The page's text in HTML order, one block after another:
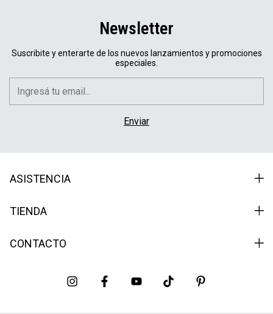
Newsletter
Suscribite y enterarte de los nuevos lanzamientos y promociones
especiales.
ASISTENCIA
TIENDA
CONTACTO